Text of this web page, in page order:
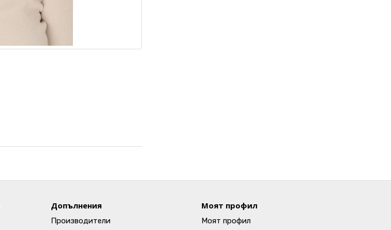
Допълнения
Производители
Моят профил
Моят профил